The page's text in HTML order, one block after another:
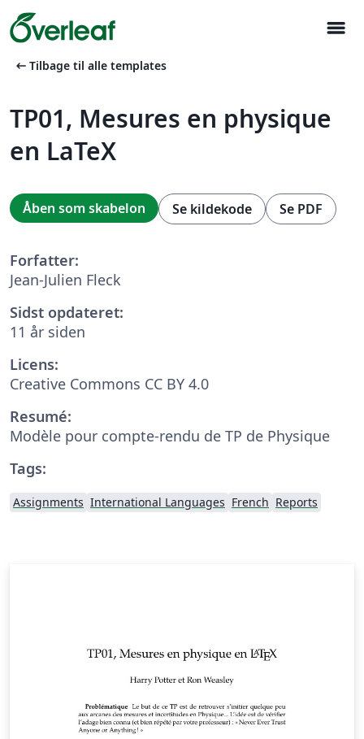
menu
arrow_left_alt Tilbage til alle templates
TP01, Mesures en physique
en LaTeX
Åben som skabelon Se kildekode Se PDF
Forfatter:
Jean-Julien Fleck
Sidst opdateret:
11 år siden
Licens:
Creative Commons CC BY 4.0
Resumé:
Modèle pour compte-rendu de TP de Physique
Tags:
Assignments International Languages French Reports